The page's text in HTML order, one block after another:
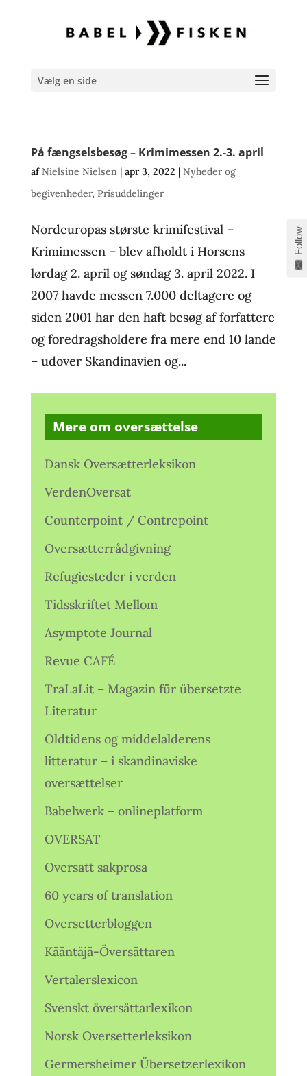
Vælg en side
På fængselsbesøg – Krimimessen 2.-3. april
afNielsine Nielsen| apr 3, 2022 | Nyheder og
begivenheder, Prisuddelinger
Nordeuropas største krimifestival –
Krimimessen – blev afholdt i Horsens
lørdag 2. april og søndag 3. april 2022. I
2007 havde messen 7.000 deltagere og
siden 2001 har den haft besøg af forfattere
og foredragsholdere fra mere end 10 lande
– udover Skandinavien og...
Mere om oversættelse
Dansk Oversætterleksikon
VerdenOversat
Counterpoint / Contrepoint
Oversætterrådgivning
Refugiesteder i verden
Tidsskriftet Mellom
Asymptote Journal
Revue CAFÉ
TraLaLit – Magazin für übersetzte
Literatur
Oldtidens og middelalderens
litteratur – i skandinaviske
oversættelser
Babelwerk – onlineplatform
OVERSAT
Oversatt sakprosa
60 years of translation
Oversetterbloggen
Kääntäjä-Översättaren
Vertalerslexicon
Svenskt översättarlexikon
Norsk Oversetterleksikon
Germersheimer Übersetzerlexikon
Follow